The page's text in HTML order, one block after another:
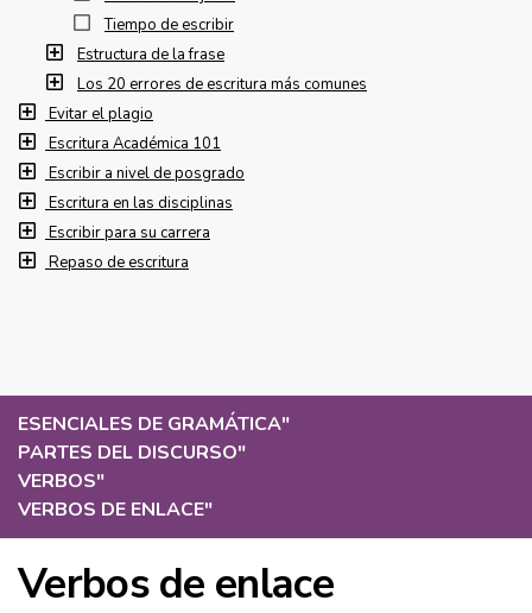
ESENCIALES DE GRAMÁTICA"
PARTES DEL DISCURSO"
VERBOS"
VERBOS DE ENLACE"
Verbos de enlace
Tiempo de escribir
Estructura de la frase
Los 20 errores de escritura más comunes
Evitar el plagio
Escritura Académica 101
Escribir a nivel de posgrado
Escritura en las disciplinas
Escribir para su carrera
Repaso de escritura